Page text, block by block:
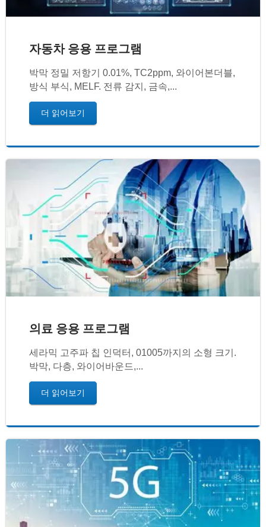
자동차 응용 프로그램
박막 정밀 저항기 0.01%, TC2ppm, 와이어본더블,
방식 부식, MELF. 전류 감지, 금속,...
더 읽어보기
의료 응용 프로그램
세라믹 고주파 칩 인덕터, 01005까지의 소형 크기.
박막, 다층, 와이어바운드,...
더 읽어보기